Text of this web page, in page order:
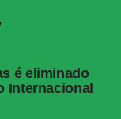
é eliminado
Internacional